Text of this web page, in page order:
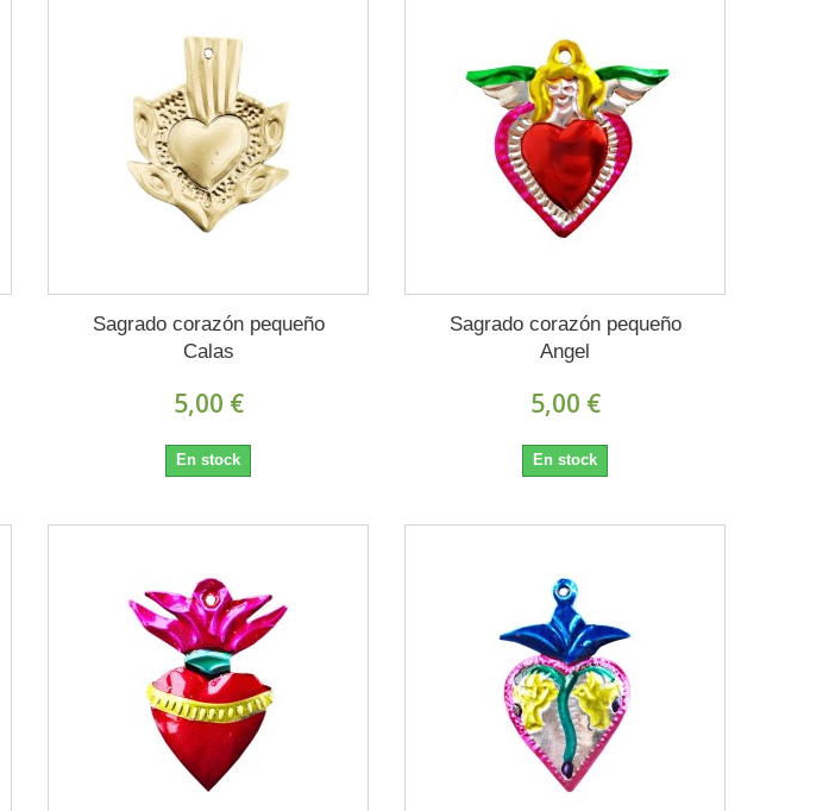
Sagrado corazón pequeño
Calas
5,00 €
En stock
Sagrado corazón pequeño
Angel
5,00 €
En stock